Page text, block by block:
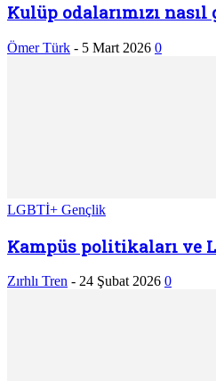
Kulüp odalarımızı nasıl
Ömer Türk - 5 Mart 2026 0
LGBTİ+ Gençlik
Kampüs politikaları ve
Zırhlı Tren - 24 Şubat 2026 0